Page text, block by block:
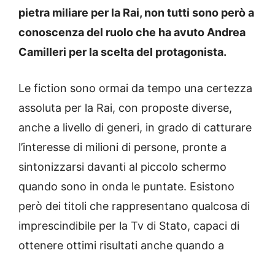
pietra miliare per la Rai, non tutti sono però a
conoscenza del ruolo che ha avuto Andrea
Camilleri per la scelta del protagonista.
Le fiction sono ormai da tempo una certezza
assoluta per la Rai, con proposte diverse,
anche a livello di generi, in grado di catturare
l’interesse di milioni di persone, pronte a
sintonizzarsi davanti al piccolo schermo
quando sono in onda le puntate. Esistono
però dei titoli che rappresentano qualcosa di
imprescindibile per la Tv di Stato, capaci di
ottenere ottimi risultati anche quando a